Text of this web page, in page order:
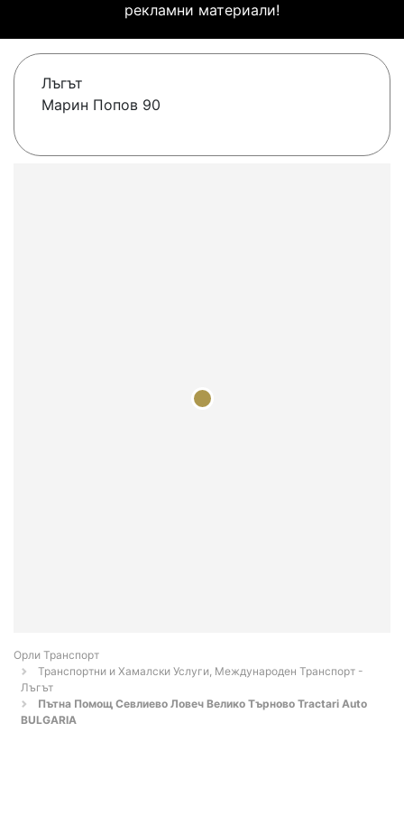
рекламни материали!
Лъгът
Марин Попов 90
Орли Транспорт
Транспортни и Хамалски Услуги, Международен Транспорт -
Лъгът
Пътна Помощ Севлиево Ловеч Велико Търново Tractari Auto
BULGARIA